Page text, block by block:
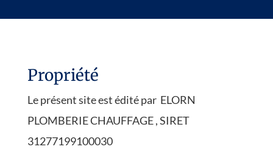
Propriété
Le présent site est édité par ELORN
PLOMBERIE CHAUFFAGE , SIRET
31277199100030